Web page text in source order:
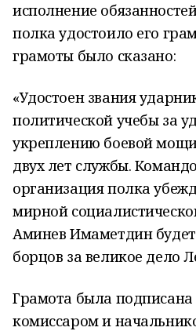
исполнение
полка удостоило его
грамоты было сказано:
«Удостоен звания
политической учебы за
укреплению боевой
двух лет службы.
организация полка
мирной
Аминев Имаметдин
борцов за великое дело
Грамота была
комиссаром и